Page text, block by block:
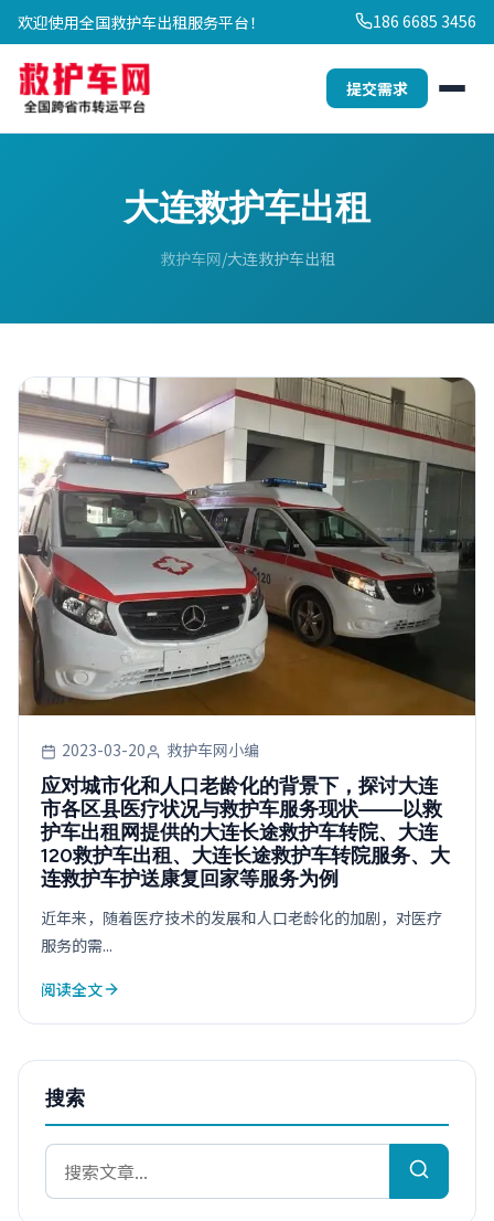
欢迎使用全国救护车出租服务平台！ 186 6685 3456
提交需求
大连救护车出租
救护车网 大连救护车出租
2023-03-20 救护车网小编
应对城市化和人口老龄化的背景下，探讨大连
市各区县医疗状况与救护车服务现状——以救
护车出租网提供的大连长途救护车转院、大连
120救护车出租、大连长途救护车转院服务、大
连救护车护送康复回家等服务为例
近年来，随着医疗技术的发展和人口老龄化的加剧，对医疗
服务的需...
阅读全文
搜索